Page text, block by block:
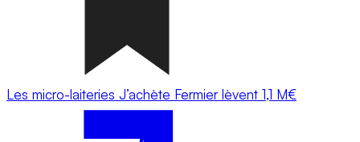
Les micro-laiteries J’achète Fermier lèvent 1,1 M€